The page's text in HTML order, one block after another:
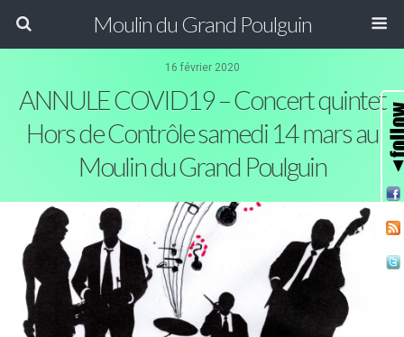
Moulin du Grand Poulguin
16 février 2020
ANNULE COVID19 – Concert quintet
Hors de Contrôle samedi 14 mars au
Moulin du Grand Poulguin